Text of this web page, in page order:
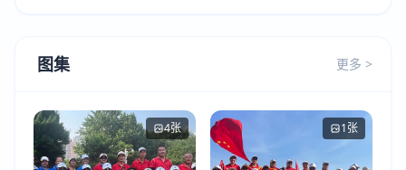
图集 更多 >
4张 1张